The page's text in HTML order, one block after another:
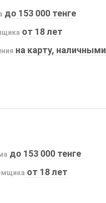
до 153 000 тенге
от 18 лет
на карту, наличными
до 153 000 тенге
от 18 лет